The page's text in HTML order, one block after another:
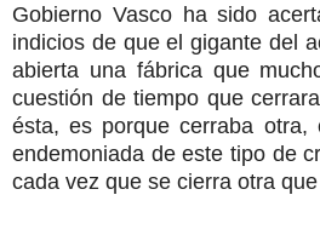
Gobierno Vasco ha sido
indicios de que el gigante del
abierta una fábrica que
cuestión de tiempo que
ésta, es porque cerraba otra,
endemoniada de este tipo de
cada vez que se cierra otra